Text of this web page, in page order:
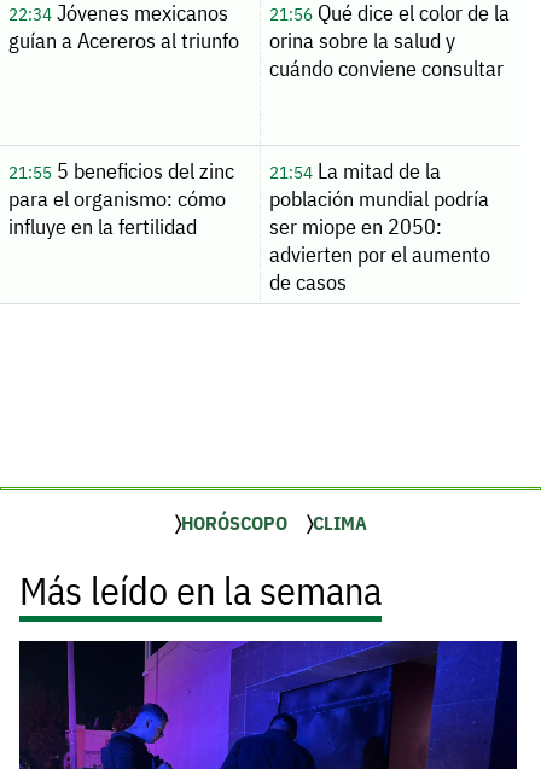
22:34Jóvenes mexicanos
guían a Acereros al triunfo
21:56Qué dice el color de la
orina sobre la salud y
cuándo conviene consultar
21:555 beneficios del zinc
para el organismo: cómo
influye en la fertilidad
21:54La mitad de la
población mundial podría
ser miope en 2050:
advierten por el aumento
de casos
HORÓSCOPO CLIMA
Más leído en la semana